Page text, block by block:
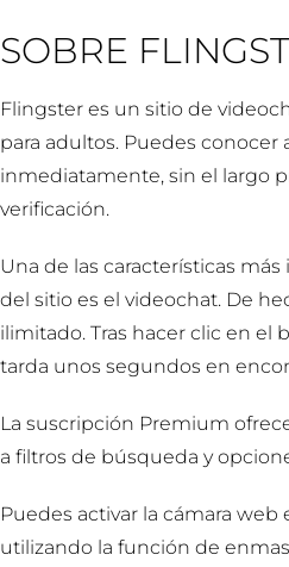
SOBRE
Flingster es un sitio de
para adultos. Puedes conocer
inmediatamente, sin el largo
verificación.
Una de las características
del sitio es el videochat. De
ilimitado. Tras hacer clic en el
tarda unos segundos en
La suscripción Premium
a filtros de búsqueda y
Puedes activar la cámara
utilizando la función de